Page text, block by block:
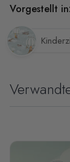
Vorgestellt in: